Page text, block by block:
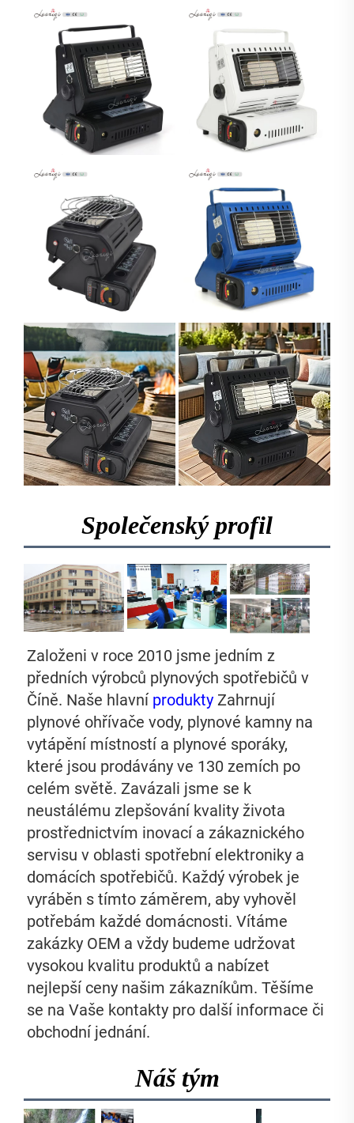
Společenský profil
Založeni v roce 2010 jsme jedním z
předních výrobců plynových spotřebičů v
Číně. Naše hlavní produkty Zahrnují
plynové ohřívače vody, plynové kamny na
vytápění místností a plynové sporáky,
které jsou prodávány ve 130 zemích po
celém světě. Zavázali jsme se k
neustálému zlepšování kvality života
prostřednictvím inovací a zákaznického
servisu v oblasti spotřební elektroniky a
domácích spotřebičů. Každý výrobek je
vyráběn s tímto záměrem, aby vyhověl
potřebám každé domácnosti. Vítáme
zakázky OEM a vždy budeme udržovat
vysokou kvalitu produktů a nabízet
nejlepší ceny našim zákazníkům. Těšíme
se na Vaše kontakty pro další informace či
obchodní jednání.
Náš tým